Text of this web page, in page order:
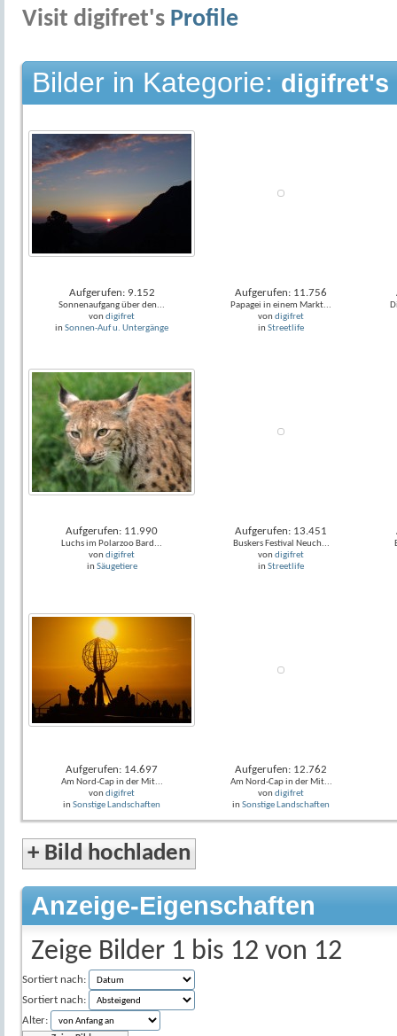
Visit digifret's Profile
Bilder in Kategorie: digifret's
Aufgerufen: 9.152
Sonnenaufgang über den...
von digifret
in Sonnen-Auf u. Untergänge
Aufgerufen: 11.756
Papagei in einem Markt...
von digifret
in Streetlife
Aufgerufen: 11.990
Luchs im Polarzoo Bard...
von digifret
in Säugetiere
Aufgerufen: 13.451
Buskers Festival Neuch...
von digifret
in Streetlife
Aufgerufen: 14.697
Am Nord-Cap in der Mit...
von digifret
in Sonstige Landschaften
Aufgerufen: 12.762
Am Nord-Cap in der Mit...
von digifret
in Sonstige Landschaften
+ Bild hochladen
Anzeige-Eigenschaften
Zeige Bilder 1 bis 12 von 12
Sortiert nach:
Sortiert nach:
Alter: